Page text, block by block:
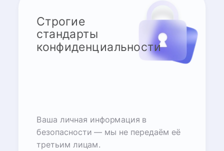
Строгие
стандарты
конфиденциальности
Ваша личная информация в
безопасности — мы не передаём её
третьим лицам.